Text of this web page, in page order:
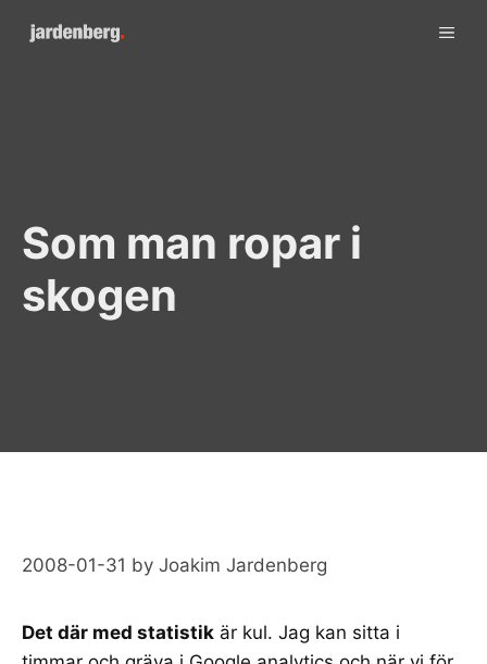
Som man ropar i
skogen
2008-01-31 by Joakim Jardenberg
Det där med statistik är kul. Jag kan sitta i